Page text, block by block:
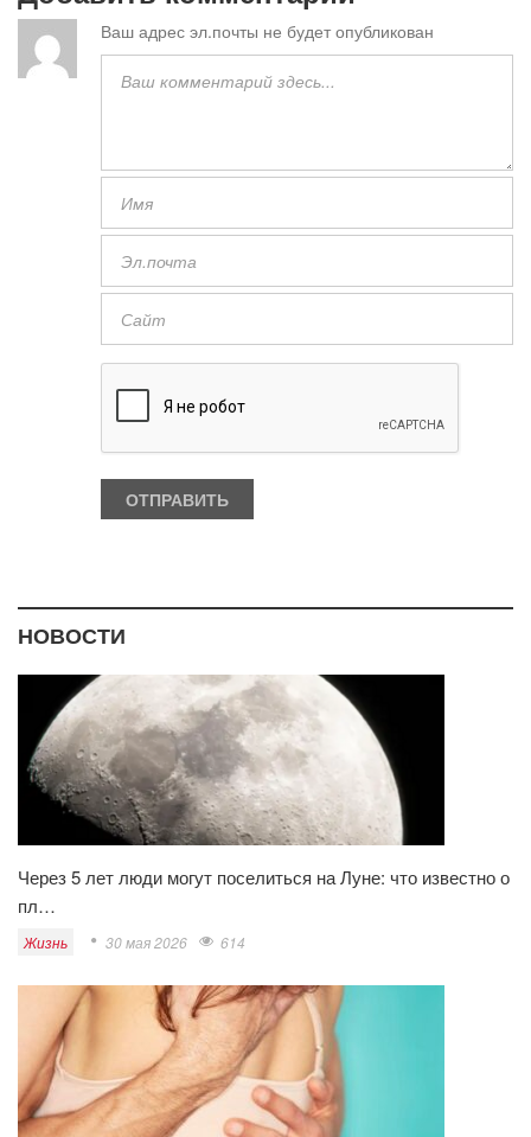
Ваш адрес эл.почты не будет опубликован
НОВОСТИ
Через 5 лет люди могут поселиться на Луне: что известно о
пл…
Жизнь 30 мая 2026 614